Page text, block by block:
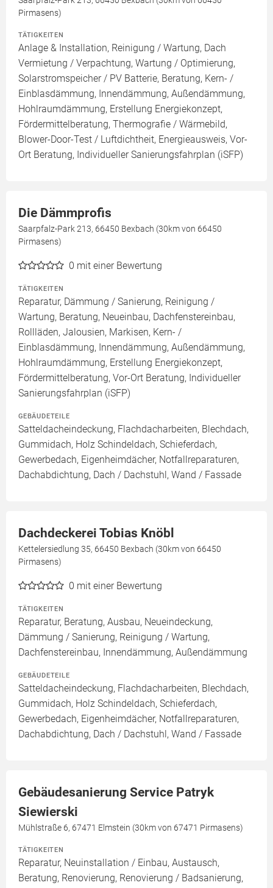
Pirmasens)
TÄTIGKEITEN
Anlage & Installation, Reinigung / Wartung, Dach
Vermietung / Verpachtung, Wartung / Optimierung,
Solarstromspeicher / PV Batterie, Beratung, Kern- /
Einblasdämmung, Innendämmung, Außendämmung,
Hohlraumdämmung, Erstellung Energiekonzept,
Fördermittelberatung, Thermografie / Wärmebild,
Blower-Door-Test / Luftdichtheit, Energieausweis, Vor-
Ort Beratung, Individueller Sanierungsfahrplan (iSFP)
Die Dämmprofis
Saarpfalz-Park 213, 66450 Bexbach (30km von 66450
Pirmasens)
0 mit einer Bewertung
TÄTIGKEITEN
Reparatur, Dämmung / Sanierung, Reinigung /
Wartung, Beratung, Neueinbau, Dachfenstereinbau,
Rollläden, Jalousien, Markisen, Kern- /
Einblasdämmung, Innendämmung, Außendämmung,
Hohlraumdämmung, Erstellung Energiekonzept,
Fördermittelberatung, Vor-Ort Beratung, Individueller
Sanierungsfahrplan (iSFP)
GEBÄUDETEILE
Satteldacheindeckung, Flachdacharbeiten, Blechdach,
Gummidach, Holz Schindeldach, Schieferdach,
Gewerbedach, Eigenheimdächer, Notfallreparaturen,
Dachabdichtung, Dach / Dachstuhl, Wand / Fassade
Dachdeckerei Tobias Knöbl
Kettelersiedlung 35, 66450 Bexbach (30km von 66450
Pirmasens)
0 mit einer Bewertung
TÄTIGKEITEN
Reparatur, Beratung, Ausbau, Neueindeckung,
Dämmung / Sanierung, Reinigung / Wartung,
Dachfenstereinbau, Innendämmung, Außendämmung
GEBÄUDETEILE
Satteldacheindeckung, Flachdacharbeiten, Blechdach,
Gummidach, Holz Schindeldach, Schieferdach,
Gewerbedach, Eigenheimdächer, Notfallreparaturen,
Dachabdichtung, Dach / Dachstuhl, Wand / Fassade
Gebäudesanierung Service Patryk
Siewierski
Mühlstraße 6, 67471 Elmstein (30km von 67471 Pirmasens)
TÄTIGKEITEN
Reparatur, Neuinstallation / Einbau, Austausch,
Beratung, Renovierung, Renovierung / Badsanierung,